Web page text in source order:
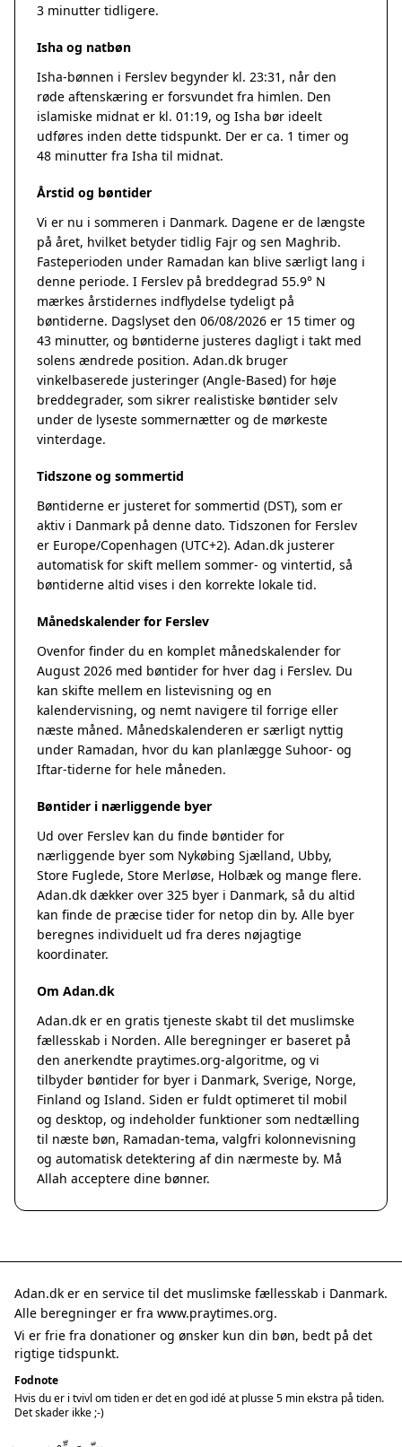
3 minutter tidligere.
Isha og natbøn
Isha-bønnen i Ferslev begynder kl. 23:31, når den
røde aftenskæring er forsvundet fra himlen. Den
islamiske midnat er kl. 01:19, og Isha bør ideelt
udføres inden dette tidspunkt. Der er ca. 1 timer og
48 minutter fra Isha til midnat.
Årstid og bøntider
Vi er nu i sommeren i Danmark. Dagene er de længste
på året, hvilket betyder tidlig Fajr og sen Maghrib.
Fasteperioden under Ramadan kan blive særligt lang i
denne periode. I Ferslev på breddegrad 55.9° N
mærkes årstidernes indflydelse tydeligt på
bøntiderne. Dagslyset den 06/08/2026 er 15 timer og
43 minutter, og bøntiderne justeres dagligt i takt med
solens ændrede position. Adan.dk bruger
vinkelbaserede justeringer (Angle-Based) for høje
breddegrader, som sikrer realistiske bøntider selv
under de lyseste sommernætter og de mørkeste
vinterdage.
Tidszone og sommertid
Bøntiderne er justeret for sommertid (DST), som er
aktiv i Danmark på denne dato. Tidszonen for Ferslev
er Europe/Copenhagen (UTC+2). Adan.dk justerer
automatisk for skift mellem sommer- og vintertid, så
bøntiderne altid vises i den korrekte lokale tid.
Månedskalender for Ferslev
Ovenfor finder du en komplet månedskalender for
August 2026 med bøntider for hver dag i Ferslev. Du
kan skifte mellem en listevisning og en
kalendervisning, og nemt navigere til forrige eller
næste måned. Månedskalenderen er særligt nyttig
under Ramadan, hvor du kan planlægge Suhoor- og
Iftar-tiderne for hele måneden.
Bøntider i nærliggende byer
Ud over Ferslev kan du finde bøntider for
nærliggende byer som Nykøbing Sjælland, Ubby,
Store Fuglede, Store Merløse, Holbæk og mange flere.
Adan.dk dækker over 325 byer i Danmark, så du altid
kan finde de præcise tider for netop din by. Alle byer
beregnes individuelt ud fra deres nøjagtige
koordinater.
Om Adan.dk
Adan.dk er en gratis tjeneste skabt til det muslimske
fællesskab i Norden. Alle beregninger er baseret på
den anerkendte praytimes.org-algoritme, og vi
tilbyder bøntider for byer i Danmark, Sverige, Norge,
Finland og Island. Siden er fuldt optimeret til mobil
og desktop, og indeholder funktioner som nedtælling
til næste bøn, Ramadan-tema, valgfri kolonnevisning
og automatisk detektering af din nærmeste by. Må
Allah acceptere dine bønner.
Adan.dk er en service til det muslimske fællesskab i Danmark.
Alle beregninger er fra www.praytimes.org.
Vi er frie fra donationer og ønsker kun din bøn, bedt på det
rigtige tidspunkt.
Fodnote
Hvis du er i tvivl om tiden er det en god idé at plusse 5 min ekstra på tiden.
Det skader ikke ;-)